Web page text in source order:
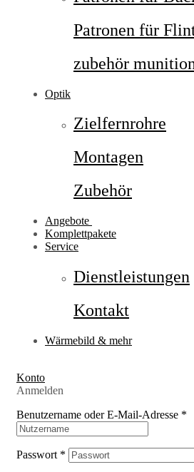
Patronen für
zubehör
Optik
Zielfernrohre
Montagen
Zubehör
Angebote
Komplettpakete
Service
Dienstleistungen
Kontakt
Wärmebild & mehr
Konto
Anmelden
Benutzername oder E-Mail-Adresse *
Passwort *